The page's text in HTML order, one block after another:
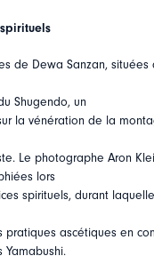
spirituels
de Dewa Sanzan,
Shugendo, un
la vénération de la
Le photographe Aron
lors
spirituels, durant
pratiques ascétiques en